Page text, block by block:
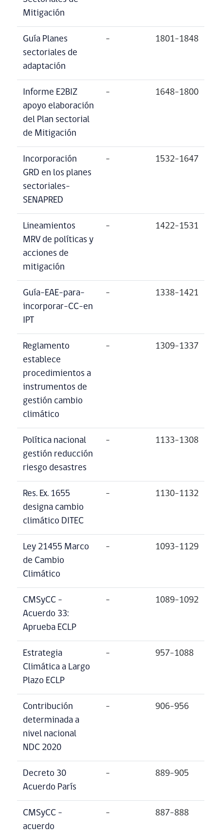
Mitigación
Guía Planes
sectoriales de
adaptación
– 1801-1848
Informe E2BIZ
apoyo elaboración
del Plan sectorial
de Mitigación
– 1648-1800
Incorporación
GRD en los planes
sectoriales-
SENAPRED
– 1532-1647
Lineamientos
MRV de políticas y
acciones de
mitigación
– 1422-1531
Guía-EAE-para-
incorporar-CC-en
IPT
– 1338-1421
Reglamento
establece
procedimientos a
instrumentos de
gestión cambio
climático
– 1309-1337
Política nacional
gestión reducción
riesgo desastres
– 1133-1308
Res. Ex. 1655
designa cambio
climático DITEC
– 1130-1132
Ley 21455 Marco
de Cambio
Climático
– 1093-1129
CMSyCC –
Acuerdo 33:
Aprueba ECLP
– 1089-1092
Estrategia
Climática a Largo
Plazo ECLP
– 957-1088
Contribución
determinada a
nivel nacional
NDC 2020
– 906-956
Decreto 30
Acuerdo París
– 889-905
CMSyCC –
acuerdo
– 887-888